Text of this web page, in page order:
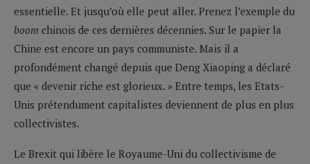
essentielle. Et jusqu’où elle peut aller. Prenez l’exemple du
boom chinois de ces dernières décennies. Sur le papier la
Chine est encore un pays communiste. Mais il a
profondément changé depuis que Deng Xiaoping a déclaré
que « devenir riche est glorieux. » Entre temps, les Etats-
Unis prétendument capitalistes deviennent de plus en plus
collectivistes.
Le Brexit qui libère le Royaume-Uni du collectivisme de